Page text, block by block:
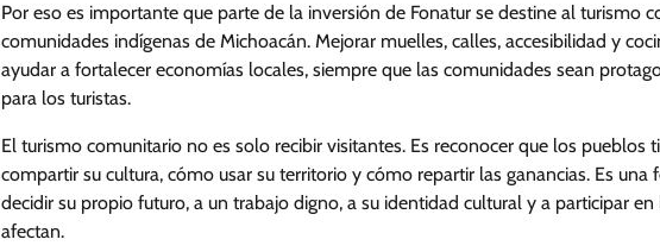
Por eso es importante que parte de la inversión de Fonatur se destine al turismo
comunidades indígenas de Michoacán. Mejorar muelles, calles, accesibilidad y
ayudar a fortalecer economías locales, siempre que las comunidades sean
para los turistas.
El turismo comunitario no es solo recibir visitantes. Es reconocer que los pueblos
compartir su cultura, cómo usar su territorio y cómo repartir las ganancias. Es una
decidir su propio futuro, a un trabajo digno, a su identidad cultural y a participar
afectan.